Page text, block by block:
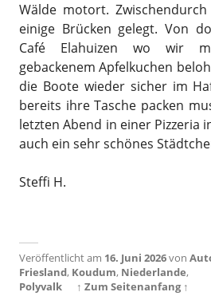
Wälde motort.
einige Brücken gelegt. Von
Café Elahuizen wo wir
gebackenem Apfelkuchen
die Boote wieder sicher im
bereits ihre Tasche packen
letzten Abend in einer Pizzeria
auch ein sehr schönes
Steffi H.
Veröffentlicht am 16. Juni 2026von
Friesland, Koudum, Niederlande,
Polyvalk
↑ Zum Seitenanfang ↑